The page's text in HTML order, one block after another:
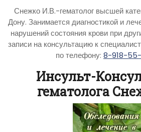
Снежко И.В.-гематолог высшей
Дону. Занимается диагностикой и
нарушений состояния крови при
записи на консультацию к
по телефону: 8-918-
Инсульт-
гематолога